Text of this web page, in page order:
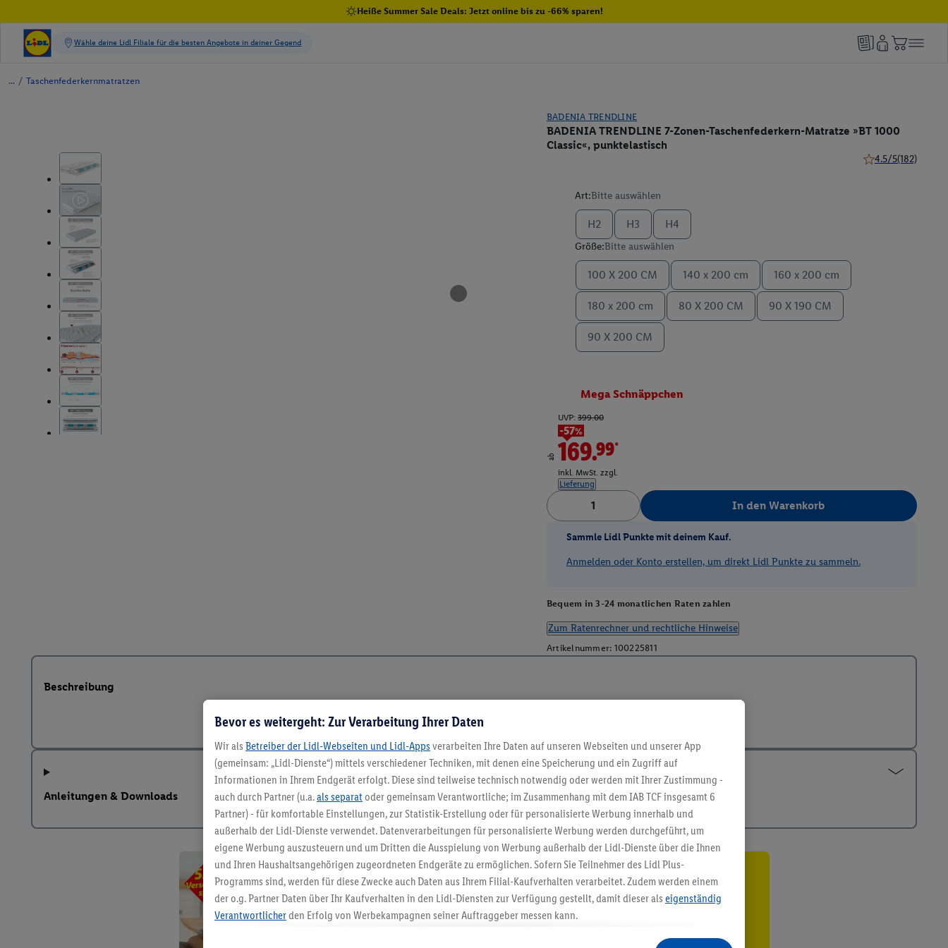
Heiße Summer Sale Deals: Jetzt online bis zu -66% sparen!
/ Taschenfederkernmatratzen
BADENIA TRENDLINE
BADENIA TRENDLINE 7-Zonen-Taschenfederkern-Matratze »BT 1000
Classic«, punktelastisch
4.5/5(182)
Art:Bitte auswählen
H2 H3 H4
Größe:Bitte auswählen
100 X 200 CM 140 x 200 cm 160 x 200 cm
180 x 200 cm 80 X 200 CM 90 X 190 CM
90 X 200 CM
Mega Schnäppchen
ab
UVP: 399.00
-57%
169.99*
inkl. MwSt. zzgl.
Lieferung
In den Warenkorb
Sammle Lidl Punkte mit deinem Kauf.
Anmelden oder Konto erstellen, um direkt Lidl Punkte zu sammeln.
Bequem in 3-24 monatlichen Raten zahlen
Zum Ratenrechner und rechtliche Hinweise
Artikelnummer: 100225811
Beschreibung
Anleitungen & Downloads
5.95 € Versand sparen³²ᵃ
Jetzt zum Newsletter anmelden
Bevor es weitergeht: Zur Verarbeitung Ihrer Daten
Wir als Betreiber der Lidl-Webseiten und Lidl-Apps verarbeiten Ihre Daten auf unseren Webseiten und unserer App
(gemeinsam: „Lidl-Dienste“) mittels verschiedener Techniken, mit denen eine Speicherung und ein Zugriff auf
Informationen in Ihrem Endgerät erfolgt. Diese sind teilweise technisch notwendig oder werden mit Ihrer Zustimmung -
auch durch Partner (u.a.als separat oder gemeinsam Verantwortliche; im Zusammenhang mit dem IAB TCF insgesamt 6
Partner) - für komfortable Einstellungen, zur Statistik-Erstellung oder für personalisierte Werbung innerhalb und
außerhalb der Lidl-Dienste verwendet. Datenverarbeitungen für personalisierte Werbung werden durchgeführt, um
eigene Werbung auszusteuern und um Dritten die Ausspielung von Werbung außerhalb der Lidl-Dienste über die Ihnen
und Ihren Haushaltsangehörigen zugeordneten Endgeräte zu ermöglichen. Sofern Sie Teilnehmer des Lidl Plus-
Programms sind, werden für diese Zwecke auch Daten aus Ihrem Filial-Kaufverhalten verarbeitet. Zudem werden einem
der o.g. Partner Daten über Ihr Kaufverhalten in den Lidl-Diensten zur Verfügung gestellt, damit dieser als eigenständig
Verantwortlicherden Erfolg von Werbekampagnen seiner Auftraggeber messen kann.